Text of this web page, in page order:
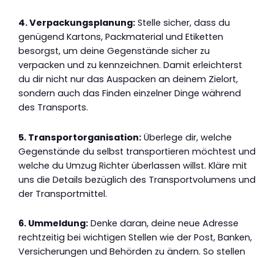
4. Verpackungsplanung: Stelle sicher, dass du
genügend Kartons, Packmaterial und Etiketten
besorgst, um deine Gegenstände sicher zu
verpacken und zu kennzeichnen. Damit erleichterst
du dir nicht nur das Auspacken an deinem Zielort,
sondern auch das Finden einzelner Dinge während
des Transports.
5. Transportorganisation: Überlege dir, welche
Gegenstände du selbst transportieren möchtest und
welche du Umzug Richter überlassen willst. Kläre mit
uns die Details bezüglich des Transportvolumens und
der Transportmittel.
6. Ummeldung: Denke daran, deine neue Adresse
rechtzeitig bei wichtigen Stellen wie der Post, Banken,
Versicherungen und Behörden zu ändern. So stellen